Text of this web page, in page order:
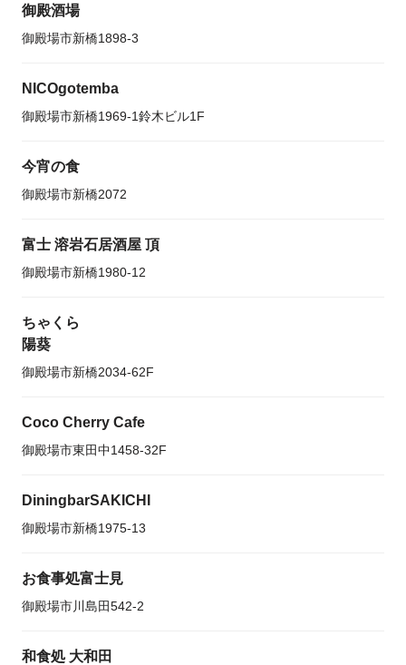
御殿酒場
御殿場市新橋1898-3
NICOgotemba
御殿場市新橋1969-1鈴木ビル1F
今宵の食
御殿場市新橋2072
富士 溶岩石居酒屋 頂
御殿場市新橋1980-12
ちゃくら
陽葵
御殿場市新橋2034-62F
Coco Cherry Cafe
御殿場市東田中1458-32F
DiningbarSAKICHI
御殿場市新橋1975-13
お食事処富士見
御殿場市川島田542-2
和食処 大和田